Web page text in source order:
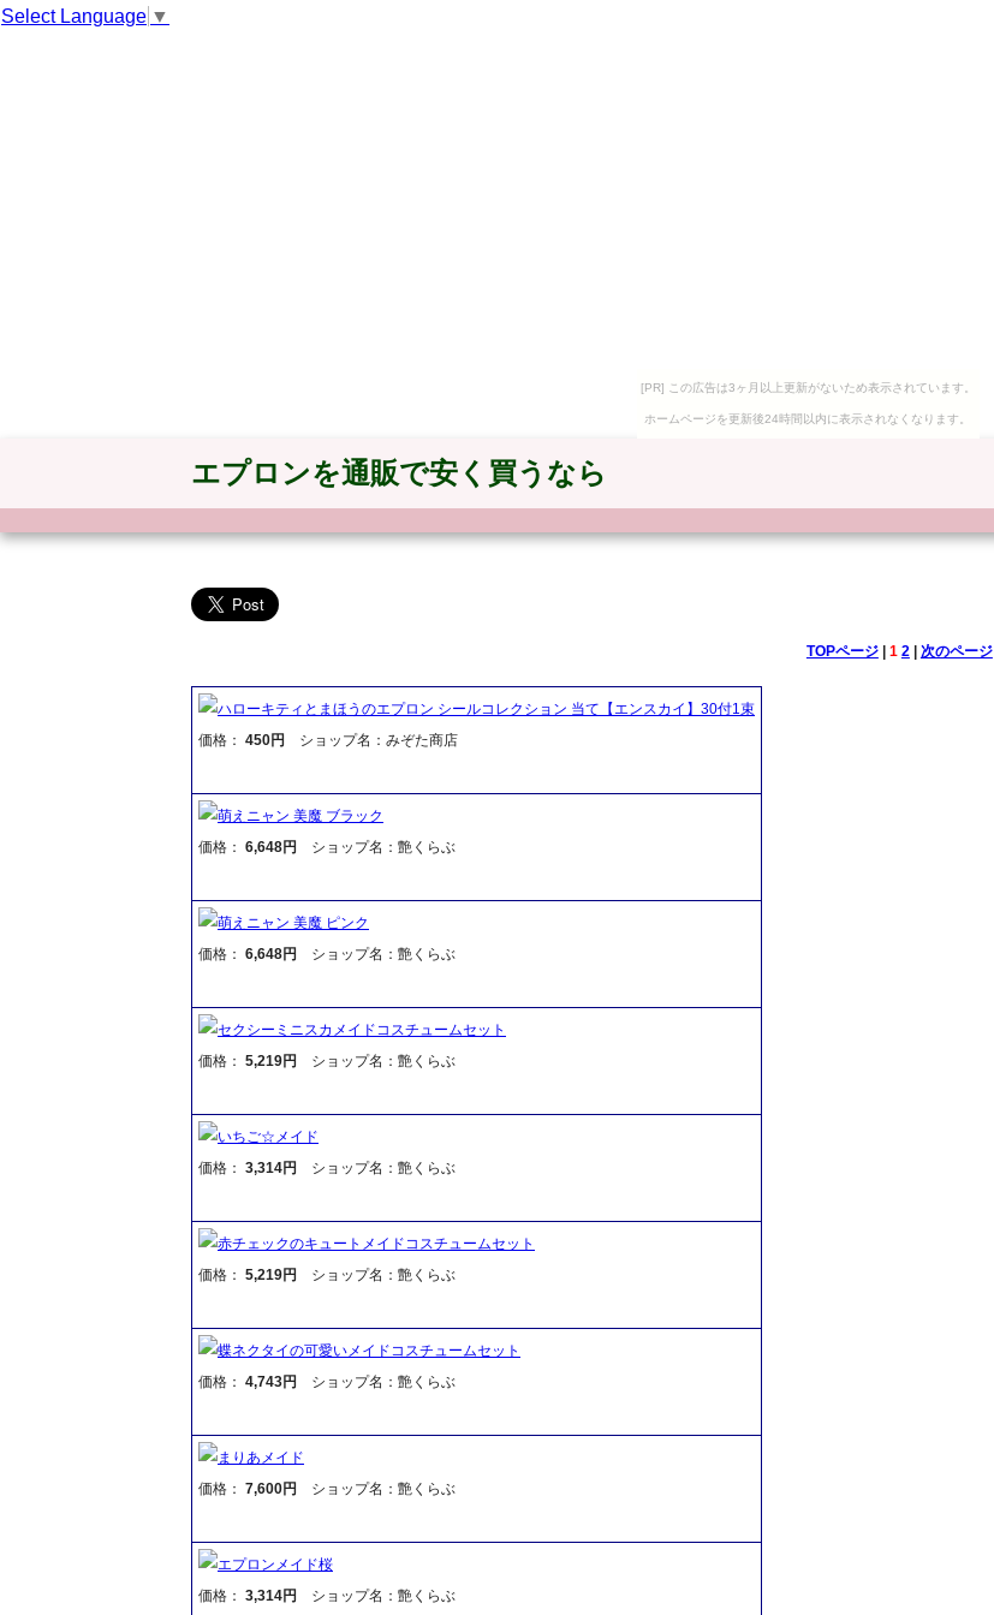
Select Language ▼
[PR] この広告は3ヶ月以上更新がないため表示されています。
ホームページを更新後24時間以内に表示されなくなります。
エプロンを通販で安く買うなら
TOPページ| 1 2| 次のページ
ハローキティとまほうのエプロン シールコレクション 当て【エンスカイ】30付1束
価格： 450円 ショップ名：みぞた商店
萌えニャン 美魔 ブラック
価格： 6,648円 ショップ名：艶くらぶ
萌えニャン 美魔 ピンク
価格： 6,648円 ショップ名：艶くらぶ
セクシーミニスカメイドコスチュームセット
価格： 5,219円 ショップ名：艶くらぶ
いちご☆メイド
価格： 3,314円 ショップ名：艶くらぶ
赤チェックのキュートメイドコスチュームセット
価格： 5,219円 ショップ名：艶くらぶ
蝶ネクタイの可愛いメイドコスチュームセット
価格： 4,743円 ショップ名：艶くらぶ
まりあメイド
価格： 7,600円 ショップ名：艶くらぶ
エプロンメイド桜
価格： 3,314円 ショップ名：艶くらぶ